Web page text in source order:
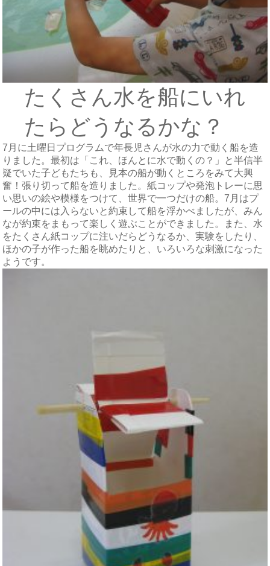
たくさん水を船にいれ
たらどうなるかな？
7月に土曜日プログラムで年長児さんが水の力で動く船を造
りました。最初は「これ、ほんとに水で動くの？」と半信半
疑でいた子どもたちも、見本の船が動くところをみて大興
奮！張り切って船を造りました。紙コップや発泡トレーに思
い思いの絵や模様をつけて、世界で一つだけの船。7月はプ
ールの中には入らないと約束して船を浮かべましたが、みん
なが約束をまもって楽しく遊ぶことができました。また、水
をたくさん紙コップに注いだらどうなるか、実験をしたり、
ほかの子が作った船を眺めたりと、いろいろな刺激になった
ようです。